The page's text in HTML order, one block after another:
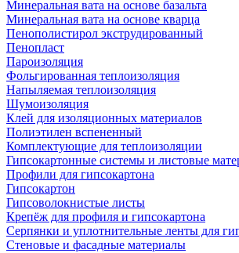
Минеральная вата на основе базальта
Минеральная вата на основе кварца
Пенополистирол экструдированный
Пенопласт
Пароизоляция
Фольгированная теплоизоляция
Напыляемая теплоизоляция
Шумоизоляция
Клей для изоляционных материалов
Полиэтилен вспененный
Комплектующие для теплоизоляции
Гипсокартонные системы и листовые
Профили для гипсокартона
Гипсокартон
Гипсоволокнистые листы
Крепёж для профиля и гипсокартона
Серпянки и уплотнительные ленты для
Стеновые и фасадные материалы